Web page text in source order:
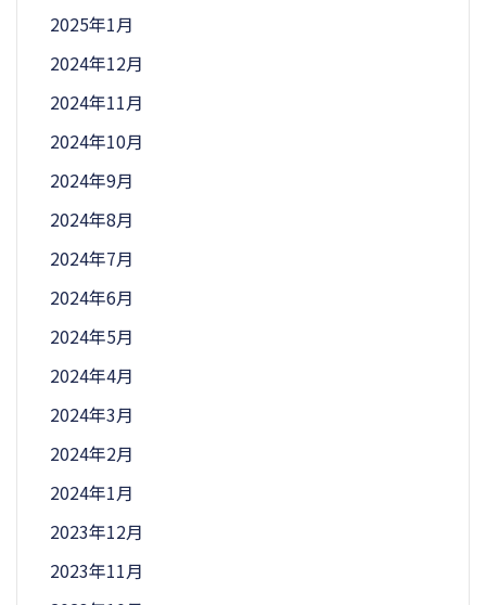
2025年1月
2024年12月
2024年11月
2024年10月
2024年9月
2024年8月
2024年7月
2024年6月
2024年5月
2024年4月
2024年3月
2024年2月
2024年1月
2023年12月
2023年11月